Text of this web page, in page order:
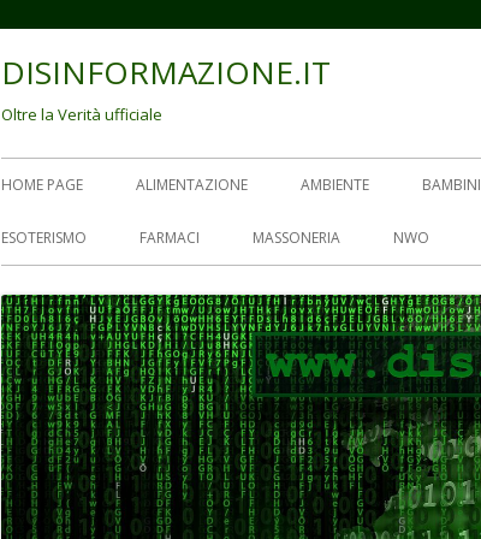
DISINFORMAZIONE.IT
Oltre la Verità ufficiale
Menu
principale
HOME PAGE ALIMENTAZIONE AMBIENTE BAMBINI
ESOTERISMO FARMACI MASSONERIA NWO